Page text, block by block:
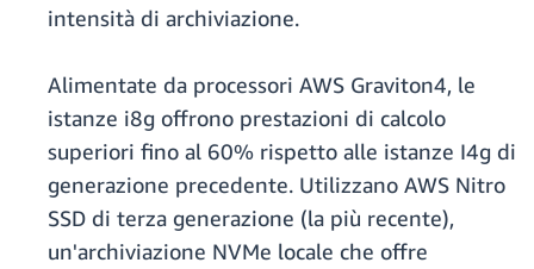
intensità di archiviazione.
Alimentate da processori AWS Graviton4, le
istanze i8g offrono prestazioni di calcolo
superiori fino al 60% rispetto alle istanze I4g di
generazione precedente. Utilizzano AWS Nitro
SSD di terza generazione (la più recente),
un'archiviazione NVMe locale che offre